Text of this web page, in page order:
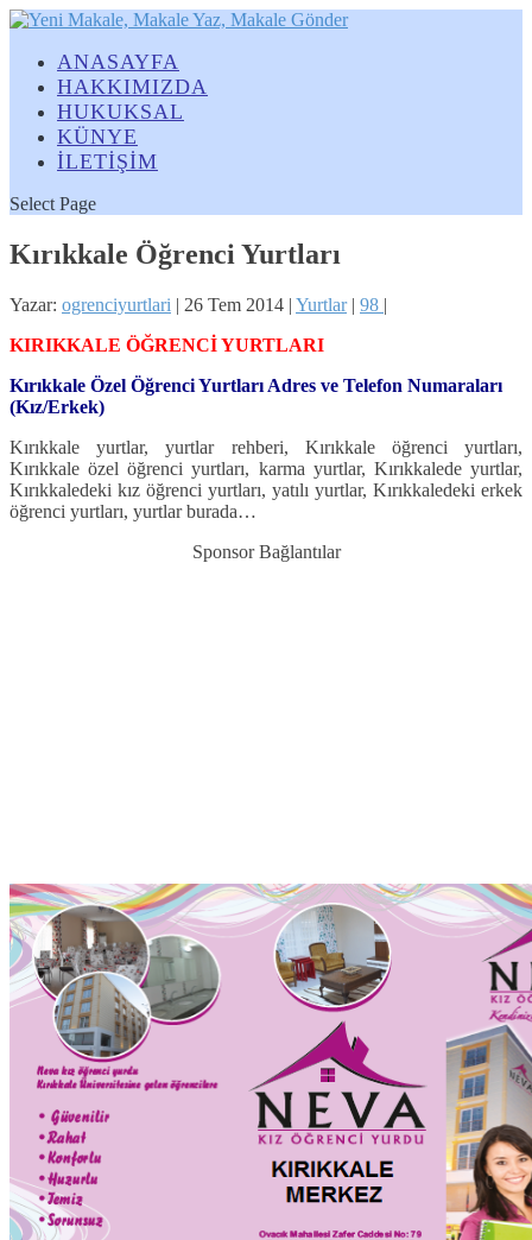
ANASAYFA
HAKKIMIZDA
HUKUKSAL
KÜNYE
İLETİŞİM
Select Page
Kırıkkale Öğrenci Yurtları
Yazar: ogrenciyurtlari | 26 Tem 2014 | Yurtlar| 98 |
KIRIKKALE ÖĞRENCİ YURTLARI
Kırıkkale Özel Öğrenci Yurtları Adres ve Telefon Numaraları
(Kız/Erkek)
Kırıkkale yurtlar, yurtlar rehberi, Kırıkkale öğrenci yurtları,
Kırıkkale özel öğrenci yurtları, karma yurtlar, Kırıkkalede yurtlar,
Kırıkkaledeki kız öğrenci yurtları, yatılı yurtlar, Kırıkkaledeki erkek
öğrenci yurtları, yurtlar burada…
Sponsor Bağlantılar